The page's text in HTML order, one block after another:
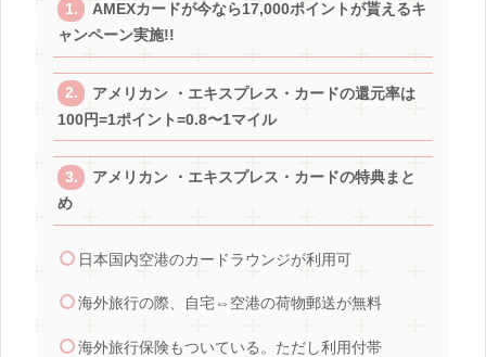
AMEXカードが今なら17,000ポイントが貰えるキ
ャンペーン実施!!
アメリカン ・エキスプレス・カードの還元率は
100円=1ポイント=0.8〜1マイル
アメリカン ・エキスプレス・カードの特典まと
め
日本国内空港のカードラウンジが利用可
海外旅行の際、自宅⇔空港の荷物郵送が無料
海外旅行保険もついている。ただし利用付帯